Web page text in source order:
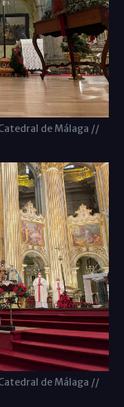
de Málaga //
de Málaga //